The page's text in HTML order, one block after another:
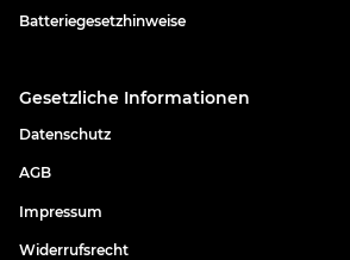
Batteriegesetzhinweise
Gesetzliche Informationen
Datenschutz
AGB
Impressum
Widerrufsrecht